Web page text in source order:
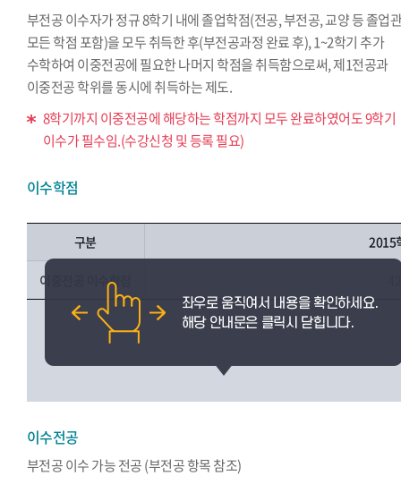
부전공 이수자가 정규 8학기 내에 졸업학점(전공, 부전공, 교양 등 졸업
모든 학점 포함)을 모두 취득한 후(부전공과정 완료 후), 1~2학기 추가
수학하여 이중전공에 필요한 나머지 학점을 취득함으로써, 제1전공과
이중전공 학위를 동시에 취득하는 제도.
8학기까지 이중전공에 해당하는 학점까지 모두 완료하였어도 9학기
이수가 필수임.(수강신청 및 등록 필요)
이수학점
구분 2015
이중전공 이수학점
이수전공
부전공 이수 가능 전공 (부전공 항목 참조)